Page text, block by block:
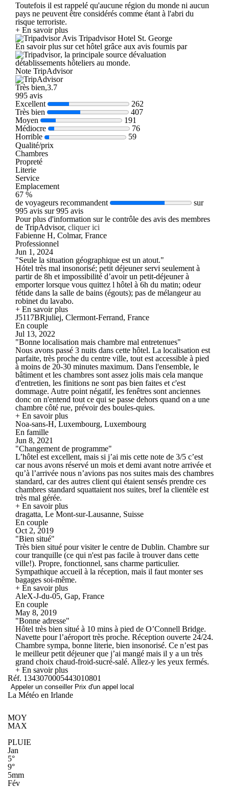
Toutefois il est rappelé qu'aucune région du monde ni aucun
pays ne peuvent être considérés comme étant à l'abri du
risque terroriste.
+ En savoir plus
Avis Tripadvisor Hotel St. George
En savoir plus sur cet hôtel grâce aux avis fournis par
, la principale source dévaluation
détablissements hôteliers au monde.
Note TripAdvisor
Très bien,3.7
995 avis
Excellent
262
Très bien
407
Moyen
191
Médiocre
76
Horrible
59
Qualité/prix
Chambres
Propreté
Literie
Service
Emplacement
67 %
de voyageurs recommandent
sur
995 avis sur 995 avis
Pour plus d'information sur le contrôle des avis des membres
de TripAdvisor, cliquer ici
Fabienne H, Colmar, France
Professionnel
Jun 1, 2024
"Seule la situation géographique est un atout."
Hótel très mal insonorisé; petit déjeuner servi seulement à
partir de 8h et impossibilité d’avoir un petit-déjeuner à
emporter lorsque vous quittez l hôtel à 6h du matin; odeur
fétide dans la salle de bains (égouts); pas de mélangeur au
robinet du lavabo.
+ En savoir plus
J5117BRjuliej, Clermont-Ferrand, France
En couple
Jul 13, 2022
"Bonne localisation mais chambre mal entretenues"
Nous avons passé 3 nuits dans cette hôtel. La localisation est
parfaite, très proche du centre ville, tout est accessible à pied
à moins de 20-30 minutes maximum. Dans l'ensemble, le
bâtiment et les chambres sont assez jolis mais cela manque
d'entretien, les finitions ne sont pas bien faites et c'est
dommage. Autre point négatif, les fenêtres sont anciennes
donc on n'entend tout ce qui se passe dehors quand on a une
chambre côté rue, prévoir des boules-quies.
+ En savoir plus
Noa-sans-H, Luxembourg, Luxembourg
En famille
Jun 8, 2021
"Changement de programme"
L’hôtel est excellent, mais si j’ai mis cette note de 3/5 c’est
car nous avons réservé un mois et demi avant notre arrivée et
qu’à l’arrivée nous n’avions pas nos suites mais des chambres
standard, car des autres client qui étaient sensés prendre ces
chambres standard squattaient nos suites, bref la clientèle est
très mal gérée.
+ En savoir plus
dragatta, Le Mont-sur-Lausanne, Suisse
En couple
Oct 2, 2019
"Bien situé"
Très bien situé pour visiter le centre de Dublin. Chambre sur
cour tranquille (ce qui n'est pas facile à trouver dans cette
ville!). Propre, fonctionnel, sans charme particulier.
Sympathique accueil à la réception, mais il faut monter ses
bagages soi-même.
+ En savoir plus
AleX-J-du-05, Gap, France
En couple
May 8, 2019
"Bonne adresse"
Hôtel très bien situé à 10 mins à pied de O’Connell Bridge.
Navette pour l’aéroport très proche. Réception ouverte 24/24.
Chambre sympa, bonne literie, bien insonorisé. Ce n’est pas
le meilleur petit déjeuner que j’ai mangé mais il y a un très
grand choix chaud-froid-sucré-salé. Allez-y les yeux fermés.
+ En savoir plus
Réf. 1343070005443010801
Appeler un conseiller Prix d'un appel local
La Météo en Irlande
MOY
MAX
PLUIE
Jan
5°
9°
5mm
Fév